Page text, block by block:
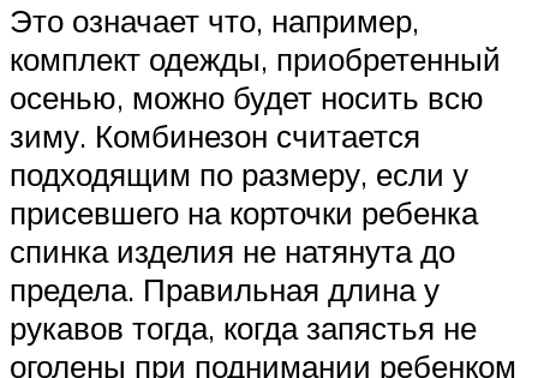
Это означает что, например,
комплект одежды, приобретенный
осенью, можно будет носить всю
зиму. Комбинезон считается
подходящим по размеру, если у
присевшего на корточки ребенка
спинка изделия не натянута до
предела. Правильная длина у
рукавов тогда, когда запястья не
оголены при поднимании ребенком